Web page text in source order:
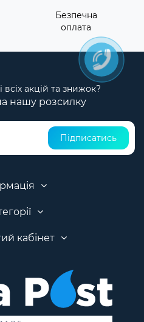
Безпечна
оплата
всіх акцій та знижок?
нашу розсилку
Підписатись
кабінет